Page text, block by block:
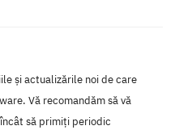
și actualizările noi de care
Vă recomandăm să vă
să primiți periodic